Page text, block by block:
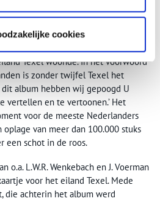
cookies
grotendeels gebaseerd op de
de periode 1890-1892, toen hij als
Texel woonde. In het voorwoord
is zonder twijfel Texel het
album hebben wij gepoogd U
vertellen en te vertoonen.’ Het
voor de meeste Nederlanders
van meer dan 100.000 stuks
een schot in de roos.
L.W.R. Wenkebach en J. Voerman
voor het eiland Texel. Mede
die achterin het album werd